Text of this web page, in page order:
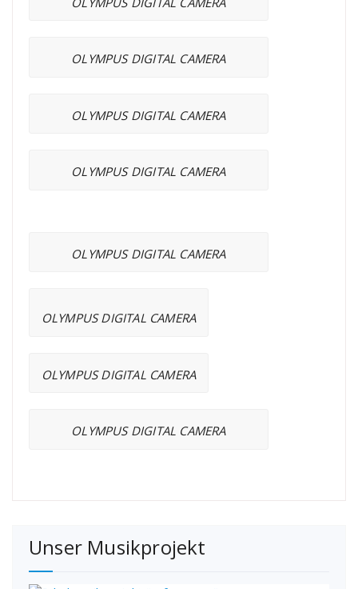
OLYMPUS DIGITAL CAMERA
OLYMPUS DIGITAL CAMERA
OLYMPUS DIGITAL CAMERA
OLYMPUS DIGITAL CAMERA
OLYMPUS DIGITAL CAMERA
OLYMPUS DIGITAL CAMERA
OLYMPUS DIGITAL CAMERA
Unser Musikprojekt